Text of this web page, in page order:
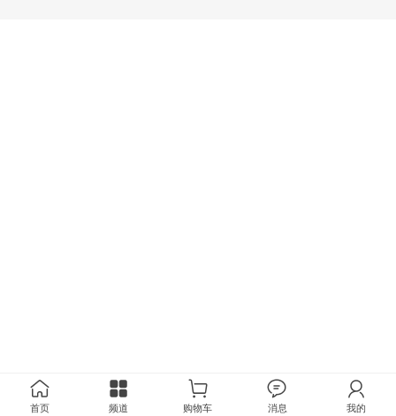
首页 频道 购物车 消息 我的